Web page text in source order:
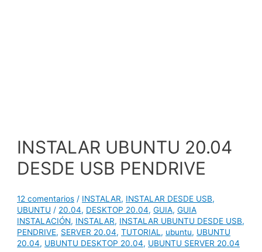
INSTALAR UBUNTU 20.04
DESDE USB PENDRIVE
12 comentarios / INSTALAR, INSTALAR DESDE USB,
UBUNTU / 20.04, DESKTOP 20.04,GUIA,GUIA
INSTALACIÓN, INSTALAR, INSTALAR UBUNTU DESDE USB,
PENDRIVE, SERVER 20.04,TUTORIAL , ubuntu, UBUNTU
20.04, UBUNTU DESKTOP 20.04, UBUNTU SERVER 20.04